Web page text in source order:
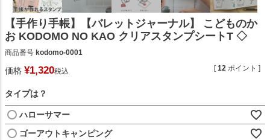
【手作り手帳】【バレットジャーナル】 こどものか
お KODOMO NO KAO クリアスタンプシートT ◇
商品番号 kodomo-0001
価格 ¥1,320税込 [12 ポイント ]
タイプは？
ハローサマー
ゴーアウトキャンピング